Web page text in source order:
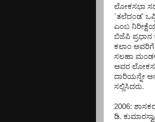
ಲೋಕಸಭಾ
`ತಲೆದಂಡ'
ಎಂಬ
ಬಿಜೆಪಿ ಪ್ರಧಾನ
ಕಲಾಂ ಅವರಿಗೆ
ಸಲಹಾ ಮಂಡಳಿ
ಅವರ
ದಾರಿಯನ್ನೇ
ಸಲ್ಲಿಸಿದರು.
2006:
ಡಿ.